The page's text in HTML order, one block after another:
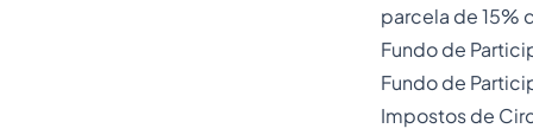
parcela de 15%
Fundo de
Fundo de
Impostos de